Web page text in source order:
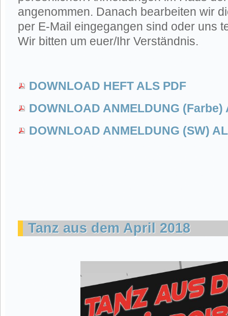
angenommen. Danach bearbeiten wir
per E-Mail eingegangen sind oder uns
Wir bitten um euer/Ihr Verständnis.
DOWNLOAD HEFT ALS PDF
DOWNLOAD ANMELDUNG (Farbe)
DOWNLOAD ANMELDUNG (SW)
Tanz aus dem April 2018